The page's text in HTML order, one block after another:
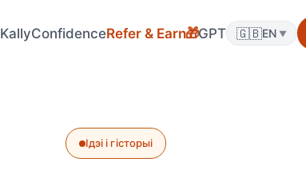
KallyConfidenceRefer & Earn🎁GPT 🇬🇧EN ▼
Ідэі і гісторыі